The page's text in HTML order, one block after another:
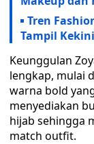
Tren
Tampil
Keunggulan
lengkap, mulai
warna bold
menyediakan
hijab sehingga
match outfit.